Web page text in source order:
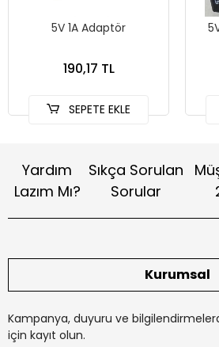
5V 1A Adaptör
190,17 TL
SEPETE EKLE
Yardım
Lazım Mı?
Sıkça Sorulan
Sorular
Kurumsal
Kampanya, duyuru ve
için kayıt olun.